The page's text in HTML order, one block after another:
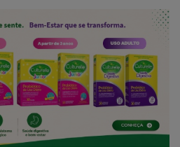
7º
desodorante
perfumes
9º
sabonete liquido
10º wegovy